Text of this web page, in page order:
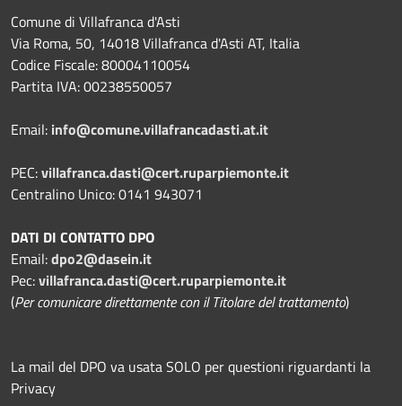
Comune di Villafranca d'Asti
Via Roma, 50, 14018 Villafranca d'Asti AT, Italia
Codice Fiscale: 80004110054
Partita IVA: 00238550057
Email: info@comune.villafrancadasti.at.it
PEC:villafranca.dasti@cert.ruparpiemonte.it
Centralino Unico: 0141 943071
DATI DI CONTATTO DPO
Email:dpo2@dasein.it
Pec:villafranca.dasti@cert.ruparpiemonte.it
(Per comunicare direttamente con il Titolare del trattamento)
La mail del DPO va usata SOLO per questioni riguardanti la
Privacy